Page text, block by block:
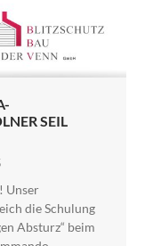
SEIL
Unser
die Schulung
Absturz“ beim